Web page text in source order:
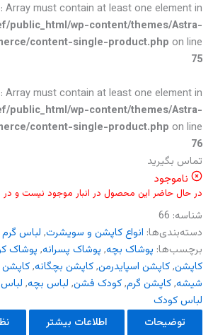
Array must contain at least one element in
public_html/wp-content/themes/Astra-
content-single-product.php on line
75
Array must contain at least one element in
public_html/wp-content/themes/Astra-
content-single-product.php on line
76
تماس بگیرید
ناموجود
در حال حاضر این محصول در انبار موجود نیست و
شناسه: 66
دسته‌بندی‌ها: انواع کاپشن و سویشرت, لباس گرم
برچسب‌ها: پوشاک بچه, پوشاک پسرانه, پوشاک
کاپشن,کاپشن اسپایدرمن,کاپشن بچگانه,کاپشن
شیشه,کاپشن گرم,کودک فشن, لباس بچه, لباس
لباس کودک
توضیحات
اطلاعات بیشتر